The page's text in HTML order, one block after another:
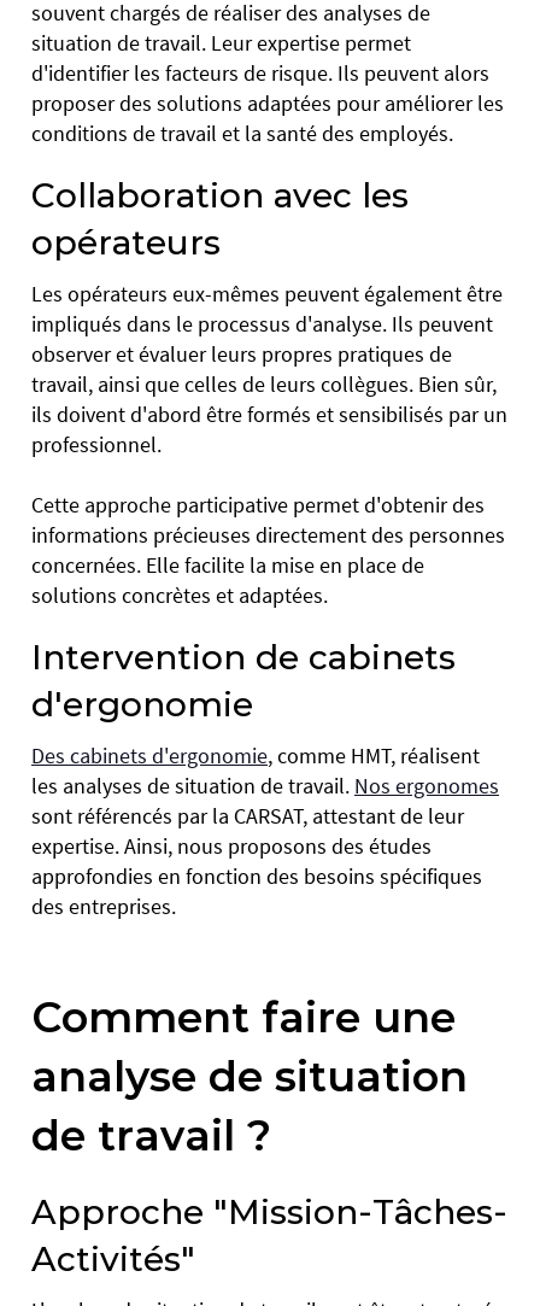
souvent chargés de réaliser des analyses de
situation de travail. Leur expertise permet
d'identifier les facteurs de risque. Ils peuvent alors
proposer des solutions adaptées pour améliorer les
conditions de travail et la santé des employés.
Collaboration avec les
opérateurs
Les opérateurs eux-mêmes peuvent également être
impliqués dans le processus d'analyse. Ils peuvent
observer et évaluer leurs propres pratiques de
travail, ainsi que celles de leurs collègues. Bien sûr,
ils doivent d'abord être formés et sensibilisés par un
professionnel.
Cette approche participative permet d'obtenir des
informations précieuses directement des personnes
concernées. Elle facilite la mise en place de
solutions concrètes et adaptées.
Intervention de cabinets
d'ergonomie
Des cabinets d'ergonomie, comme HMT, réalisent
les analyses de situation de travail. Nos ergonomes
sont référencés par la CARSAT, attestant de leur
expertise. Ainsi, nous proposons des études
approfondies en fonction des besoins spécifiques
des entreprises.
Comment faire une
analyse de situation
de travail ?
Approche "Mission-Tâches-
Activités"